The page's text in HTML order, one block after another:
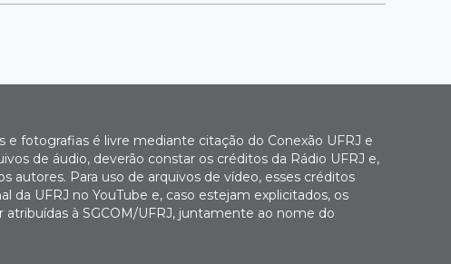
e fotografias é livre mediante citação do Conexão UFRJ e
de áudio, deverão constar os créditos da Rádio UFRJ e,
autores. Para uso de arquivos de vídeo, esses créditos
da UFRJ no YouTube e, caso estejam explicitados, os
atribuídas à SGCOM/UFRJ, juntamente ao nome do